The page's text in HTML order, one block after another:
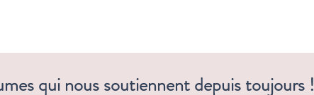
qui nous soutiennent depuis toujours !